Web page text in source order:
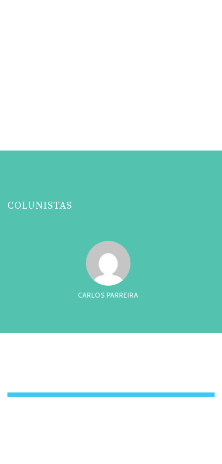
COLUNISTAS
CESAR TADEU